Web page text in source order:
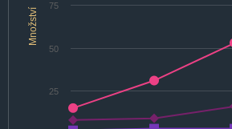
Množství
25
50
75